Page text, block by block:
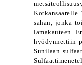
Kotkansaarelle
sahan, jonka
lamakauteen.
hyödynnettiin
Sunilaan